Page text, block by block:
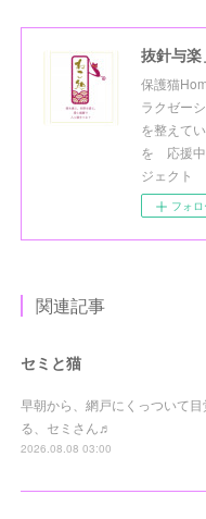
保護猫
ラクゼー
を整えて
を 応援
ジェクト
フォロ
関連記事
セミと猫
早朝から、網戸にくっついて
る、セミさん♬
2026.08.08 03:00